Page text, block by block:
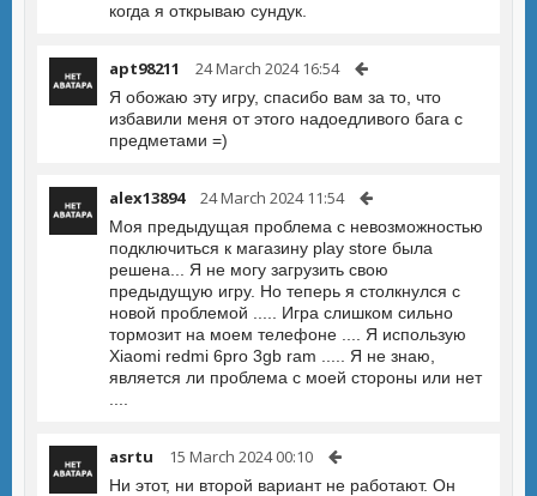
когда я открываю сундук.
apt98211 24 March 2024 16:54
Я обожаю эту игру, спасибо вам за то, что
избавили меня от этого надоедливого бага с
предметами =)
alex13894 24 March 2024 11:54
Моя предыдущая проблема с невозможностью
подключиться к магазину play store была
решена... Я не могу загрузить свою
предыдущую игру. Но теперь я столкнулся с
новой проблемой ..... Игра слишком сильно
тормозит на моем телефоне .... Я использую
Xiaomi redmi 6pro 3gb ram ..... Я не знаю,
является ли проблема с моей стороны или нет
asrtu 15 March 2024 00:10
Ни этот, ни второй вариант не работают. Он